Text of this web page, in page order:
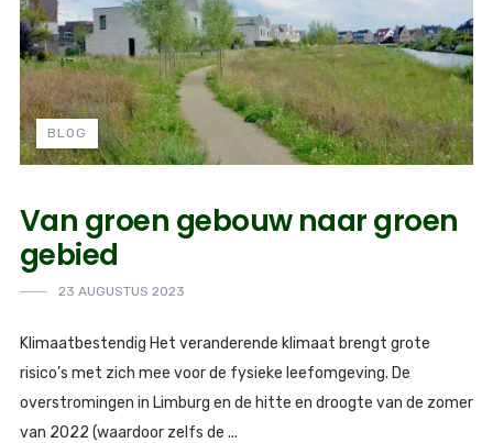
BLOG
Van groen gebouw naar groen
gebied
23 AUGUSTUS 2023
Klimaatbestendig Het veranderende klimaat brengt grote
risico’s met zich mee voor de fysieke leefomgeving. De
overstromingen in Limburg en de hitte en droogte van de zomer
van 2022 (waardoor zelfs de ...